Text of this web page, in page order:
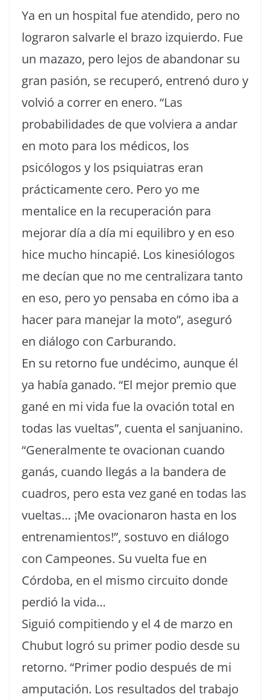
Ya en un hospital fue atendido, pero no
lograron salvarle el brazo izquierdo. Fue
un mazazo, pero lejos de abandonar su
gran pasión, se recuperó, entrenó duro y
volvió a correr en enero. “Las
probabilidades de que volviera a andar
en moto para los médicos, los
psicólogos y los psiquiatras eran
prácticamente cero. Pero yo me
mentalice en la recuperación para
mejorar día a día mi equilibro y en eso
hice mucho hincapié. Los kinesiólogos
me decían que no me centralizara tanto
en eso, pero yo pensaba en cómo iba a
hacer para manejar la moto”, aseguró
en diálogo con Carburando.
En su retorno fue undécimo, aunque él
ya había ganado. “El mejor premio que
gané en mi vida fue la ovación total en
todas las vueltas”, cuenta el sanjuanino.
“Generalmente te ovacionan cuando
ganás, cuando llegás a la bandera de
cuadros, pero esta vez gané en todas las
vueltas… ¡Me ovacionaron hasta en los
entrenamientos!”, sostuvo en diálogo
con Campeones. Su vuelta fue en
Córdoba, en el mismo circuito donde
perdió la vida…
Siguió compitiendo y el 4 de marzo en
Chubut logró su primer podio desde su
retorno. “Primer podio después de mi
amputación. Los resultados del trabajo